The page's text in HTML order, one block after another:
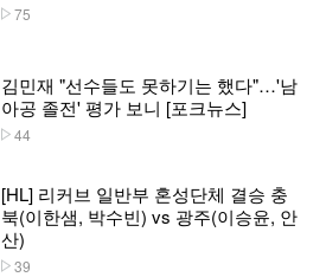
75
김민재 "선수들도 못하기는 했다"…'남
아공 졸전' 평가 보니 [포크뉴스]
44
[HL] 리커브 일반부 혼성단체 결승 충
북(이한샘, 박수빈) vs 광주(이승윤, 안
산)
39